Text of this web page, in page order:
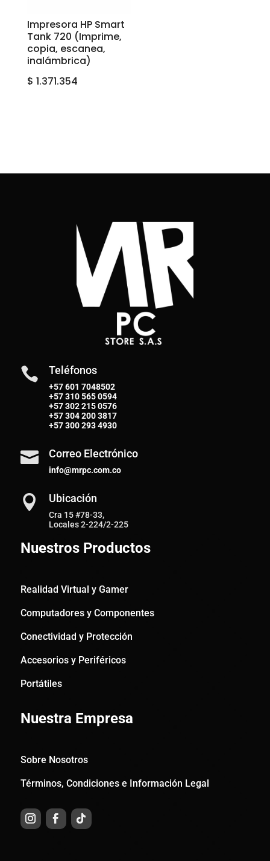
Impresora HP Smart
Tank 720 (Imprime,
copia, escanea,
inalámbrica)
$ 1.371.354
 Teléfonos
+57 601 7048502
+57310 565 0594
+57302 215 0576
+57304 200 3817
+57300 293 4930
 Correo Electrónico
info@mrpc.com.co
 Ubicación
Cra 15 #78-33,
Locales 2-224/2-225
Nuestros Productos
Realidad Virtual y Gamer
Computadores y Componentes
Conectividad y Protección
Accesorios y Periféricos
Portátiles
Nuestra Empresa
Sobre Nosotros
Términos, Condiciones e Información Legal